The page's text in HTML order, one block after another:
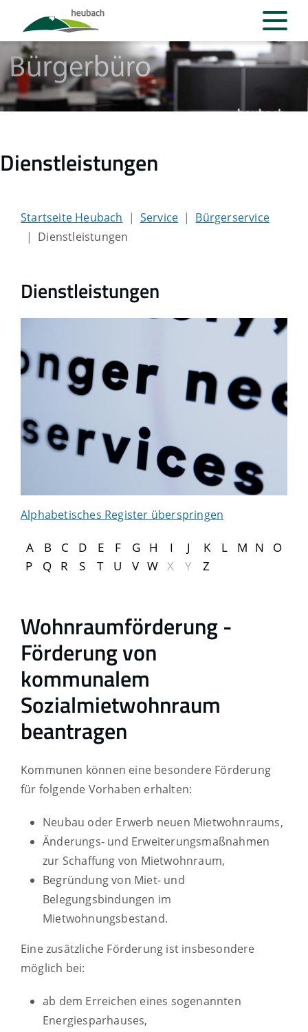
Dienstleistungen
Startseite Heubach Service
Bürgerservice
Dienstleistungen
Dienstleistungen
Alphabetisches Register überspringen
A B C D E F G H I J K L M N
O
P
Q R S T U V W X Y Z
Wohnraumförderung -
Förderung von
kommunalem
Sozialmietwohnraum
beantragen
Kommunen können eine besondere Förderung
für folgende Vorhaben erhalten:
Neubau oder Erwerb neuen Mietwohnraums,
Änderungs- und Erweiterungsmaßnahmen
zur Schaffung von Mietwohnraum,
Begründung von Miet- und
Belegungsbindungen im
Mietwohnungsbestand.
Eine zusätzliche Förderung ist insbesondere
möglich bei:
ab dem Erreichen eines sogenannten
Energiesparhauses,